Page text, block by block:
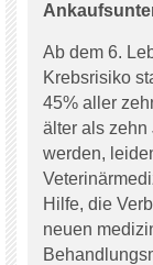
Ab dem 6.
Krebsrisiko
45% aller
älter als zehn
werden,
Hilfe, die
neuen